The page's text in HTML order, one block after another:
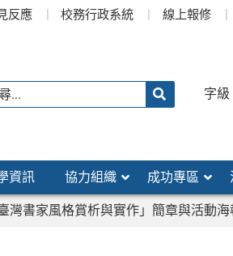
反應 校務行政系統 線上報修
字級
資訊 協力組織 成功專區
灣書家風格賞析與實作」簡章與活動海